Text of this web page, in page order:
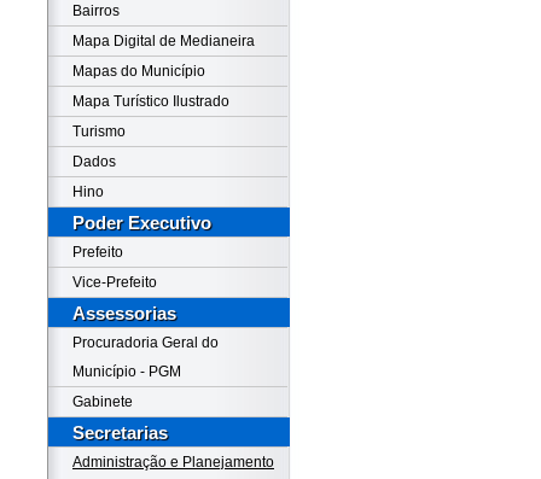
Bairros
Mapa Digital de Medianeira
Mapas do Município
Mapa Turístico Ilustrado
Turismo
Dados
Hino
Poder Executivo
Prefeito
Vice-Prefeito
Assessorias
Procuradoria Geral do
Município - PGM
Gabinete
Secretarias
Administração e Planejamento